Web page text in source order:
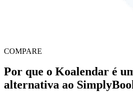
COMPARE
Por que o Koalendar é
alternativa ao